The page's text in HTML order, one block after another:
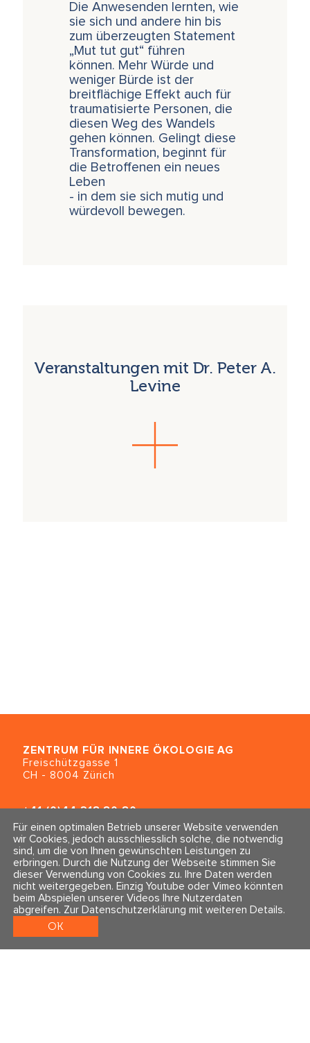
Die Anwesenden lernten, wie
sie sich und andere hin bis
zum überzeugten Statement
„Mut tut gut“ führen
können. Mehr Würde und
weniger Bürde ist der
breitflächige Effekt auch für
traumatisierte Personen, die
diesen Weg des Wandels
gehen können. Gelingt diese
Transformation, beginnt für
die Betroffenen ein neues
Leben
- in dem sie sich mutig und
würdevoll bewegen.
Veranstaltungen mit Dr. Peter A.
Levine
ZENTRUM FÜR INNERE ÖKOLOGIE AG
Freischützgasse 1
CH - 8004 Zürich
+41 (0)44 218 80 80
info@traumahealing.ch
info@polarity.se
Kontakt & Info
Newsletter
Impressum & Datenschutz
AGBs
Folge uns
Für einen optimalen Betrieb unserer Website verwenden
wir Cookies, jedoch ausschliesslich solche, die notwendig
sind, um die von Ihnen gewünschten Leistungen zu
erbringen. Durch die Nutzung der Webseite stimmen Sie
dieser Verwendung von Cookies zu. Ihre Daten werden
nicht weitergegeben. Einzig Youtube oder Vimeo könnten
beim Abspielen unserer Videos Ihre Nutzerdaten
abgreifen. Zur Datenschutzerklärung mit weiteren Details.
OK